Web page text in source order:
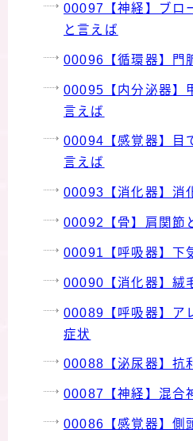
00097【神経】ブロ
と言えば
00096【循環器】門
00095【内分泌器】
言えば
00094【感覚器】目
言えば
00093【消化器】消
00092【骨】肩関節
00091【呼吸器】下
00090【消化器】絨
00089【呼吸器】ア
症状
00088【泌尿器】抗
00087【神経】混合
00086【感覚器】側